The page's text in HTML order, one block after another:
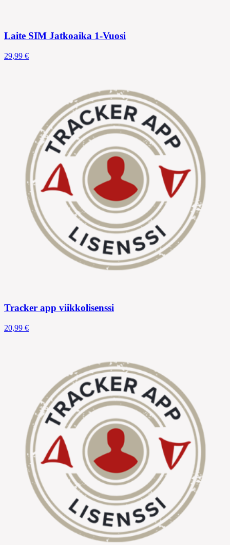
Laite SIM Jatkoaika 1-Vuosi
29,99 €
Tracker app viikkolisenssi
20,99 €